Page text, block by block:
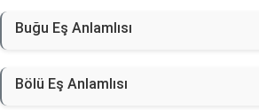
Buğu Eş Anlamlısı
Bölü Eş Anlamlısı